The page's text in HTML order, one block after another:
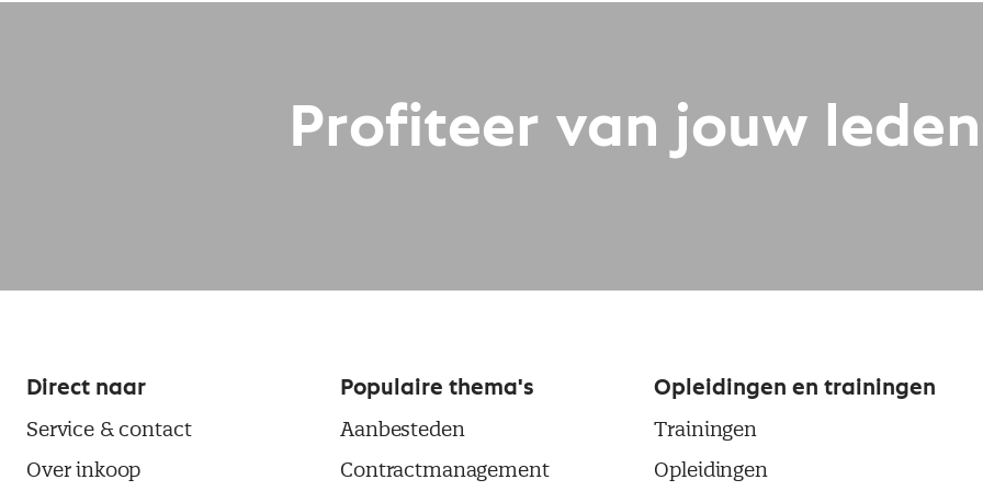
Profiteer van jouw
Direct naar
Service & contact
Over inkoop
Populaire thema's
Aanbesteden
Contractmanagement
Opleidingen en trainingen
Trainingen
Opleidingen